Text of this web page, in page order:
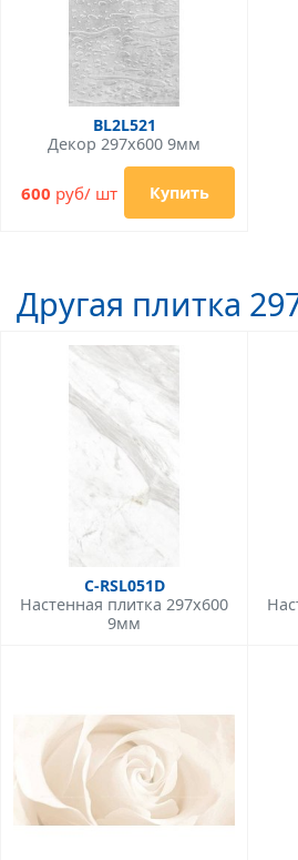
BL2L521
Декор 297x600 9мм
600 руб/ шт Купить
Другая плитка
C-RSL051D
Настенная плитка 297x600
9мм